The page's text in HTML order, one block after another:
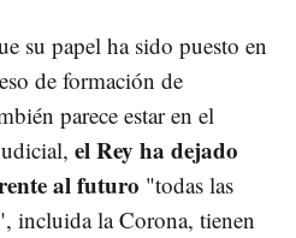
su papel ha sido puesto en
de formación de
parece estar en el
el Rey ha dejado
al futuro "todas las
incluida la Corona, tienen